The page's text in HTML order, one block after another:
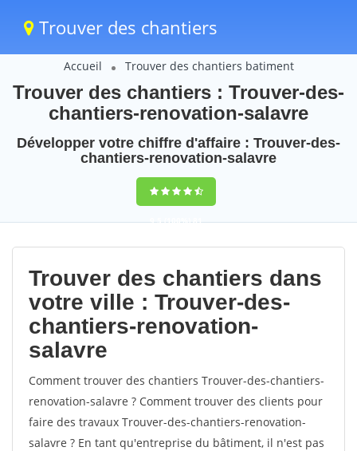
Trouver des chantiers
Accueil Trouver des chantiers batiment
Trouver des chantiers : Trouver-des-
chantiers-renovation-salavre
Développer votre chiffre d'affaire : Trouver-des-
chantiers-renovation-salavre
9,5(100%)81
votes
Trouver des chantiers dans
votre ville : Trouver-des-
chantiers-renovation-
salavre
Comment trouver des chantiers Trouver-des-chantiers-
renovation-salavre ? Comment trouver des clients pour
faire des travaux Trouver-des-chantiers-renovation-
salavre ? En tant qu'entreprise du bâtiment, il n'est pas